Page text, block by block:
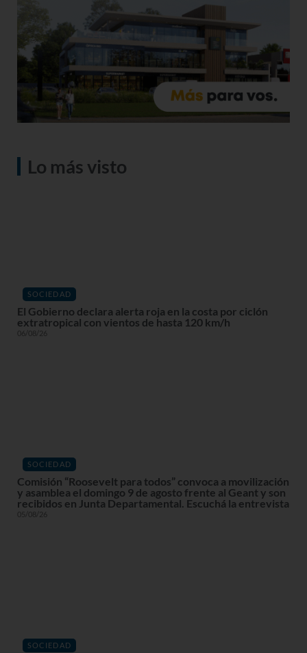
Lo más visto
SOCIEDAD
El Gobierno declara alerta roja en la costa por ciclón
extratropical con vientos de hasta 120 km/h
06/08/26
SOCIEDAD
Comisión “Roosevelt para todos” convoca a movilización
y asamblea el domingo 9 de agosto frente al Geant y son
recibidos en Junta Departamental. Escuchá la entrevista
05/08/26
SOCIEDAD